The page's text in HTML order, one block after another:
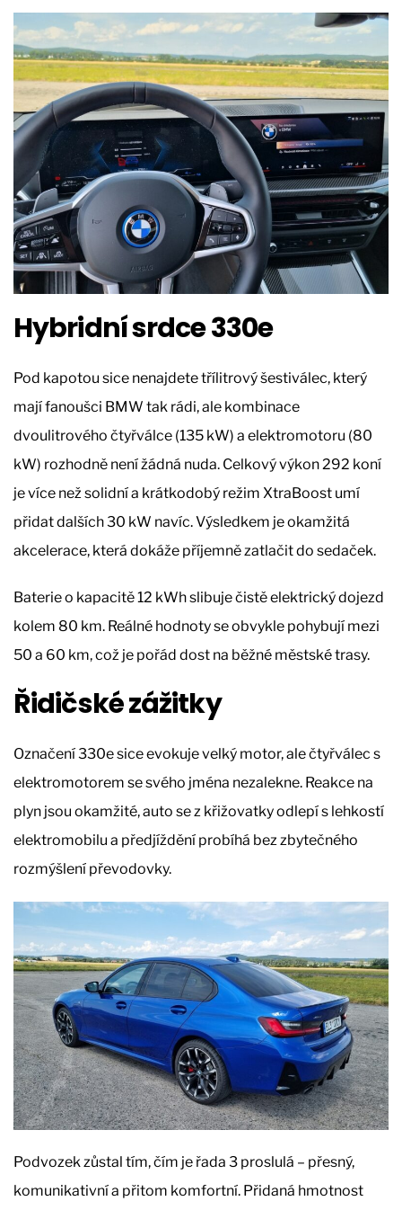
Hybridní srdce 330e
Pod kapotou sice nenajdete třílitrový šestiválec, který
mají fanoušci BMW tak rádi, ale kombinace
dvoulitrového čtyřválce (135 kW) a elektromotoru (80
kW) rozhodně není žádná nuda. Celkový výkon 292 koní
je více než solidní a krátkodobý režim XtraBoost umí
přidat dalších 30 kW navíc. Výsledkem je okamžitá
akcelerace, která dokáže příjemně zatlačit do sedaček.
Baterie o kapacitě 12 kWh slibuje čistě elektrický dojezd
kolem 80 km. Reálné hodnoty se obvykle pohybují mezi
50 a 60 km, což je pořád dost na běžné městské trasy.
Řidičské zážitky
Označení 330e sice evokuje velký motor, ale čtyřválec s
elektromotorem se svého jména nezalekne. Reakce na
plyn jsou okamžité, auto se z křižovatky odlepí s lehkostí
elektromobilu a předjíždění probíhá bez zbytečného
rozmýšlení převodovky.
Podvozek zůstal tím, čím je řada 3 proslulá – přesný,
komunikativní a přitom komfortní. Přidaná hmotnost